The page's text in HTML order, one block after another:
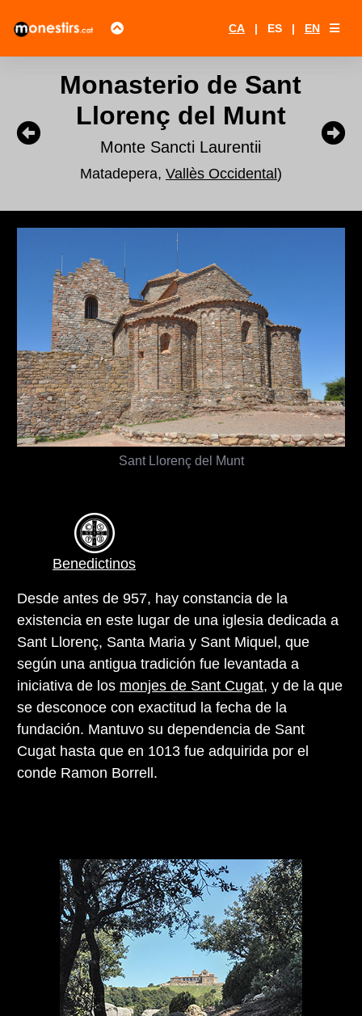
CA | ES | EN
Monasterio de Sant
Llorenç del Munt
Monte Sancti Laurentii
Matadepera, Vallès Occidental )
Sant Llorenç del Munt
Benedictinos
Desde antes de 957, hay constancia de la
existencia en este lugar de una iglesia dedicada a
Sant Llorenç, Santa Maria y Sant Miquel, que
según una antigua tradición fue levantada a
iniciativa de los monjes de Sant Cugat, y de la que
se desconoce con exactitud la fecha de la
fundación. Mantuvo su dependencia de Sant
Cugat hasta que en 1013 fue adquirida por el
conde Ramon Borrell.